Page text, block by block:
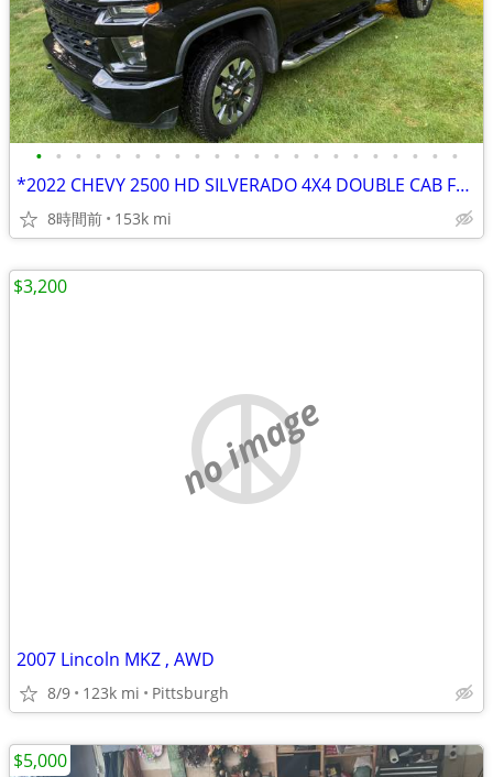
• • • • • • • • • • • • • • • • • • • • • •
*2022 CHEVY 2500 HD SILVERADO 4X4 DOUBLE CAB FULL SIZE 8 BED*
8時間前 153k mi
no image
2007 Lincoln MKZ , AWD
8/9 123k mi Pittsburgh
$3,200
$5,000